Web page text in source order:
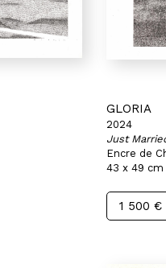
GLORIA
2024
Just
Encre de
43 x 49 cm
1 500 €